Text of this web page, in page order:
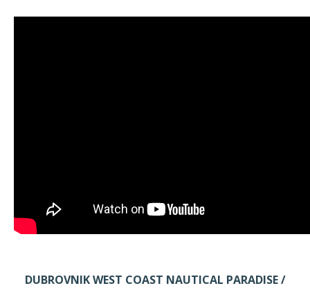
DUBROVNIK WEST COAST NAUTICAL PARADISE /